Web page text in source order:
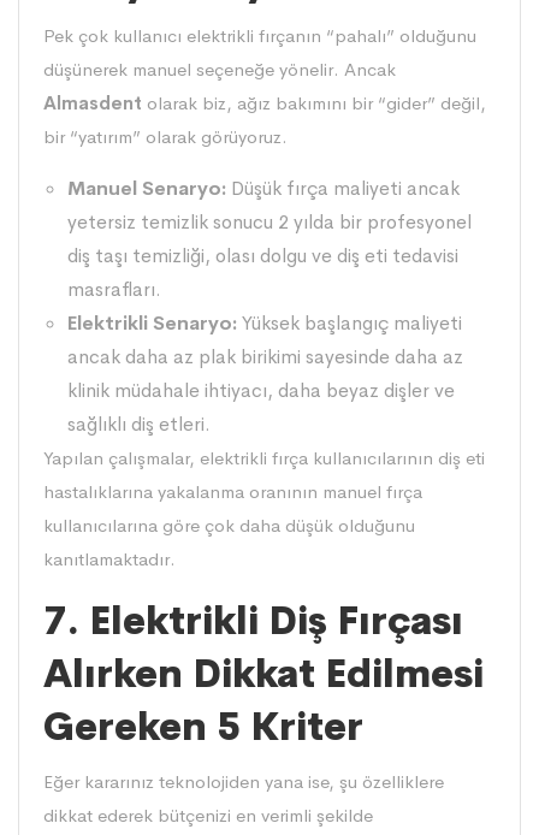
Pek çok kullanıcı elektrikli fırçanın “pahalı” olduğunu
düşünerek manuel seçeneğe yönelir. Ancak
Almasdent olarak biz, ağız bakımını bir “gider” değil,
bir “yatırım” olarak görüyoruz.
Manuel Senaryo: Düşük fırça maliyeti ancak
yetersiz temizlik sonucu 2 yılda bir profesyonel
diş taşı temizliği, olası dolgu ve diş eti tedavisi
masrafları.
Elektrikli Senaryo: Yüksek başlangıç maliyeti
ancak daha az plak birikimi sayesinde daha az
klinik müdahale ihtiyacı, daha beyaz dişler ve
sağlıklı diş etleri.
Yapılan çalışmalar, elektrikli fırça kullanıcılarının diş eti
hastalıklarına yakalanma oranının manuel fırça
kullanıcılarına göre çok daha düşük olduğunu
kanıtlamaktadır.
7. Elektrikli Diş Fırçası
Alırken Dikkat Edilmesi
Gereken 5 Kriter
Eğer kararınız teknolojiden yana ise, şu özelliklere
dikkat ederek bütçenizi en verimli şekilde